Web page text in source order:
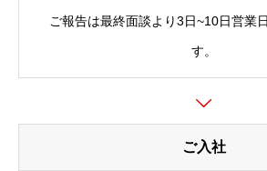
求人・採用募集情報TOP
ご報告は最終面談より3日~10日営業
す。
ご入社